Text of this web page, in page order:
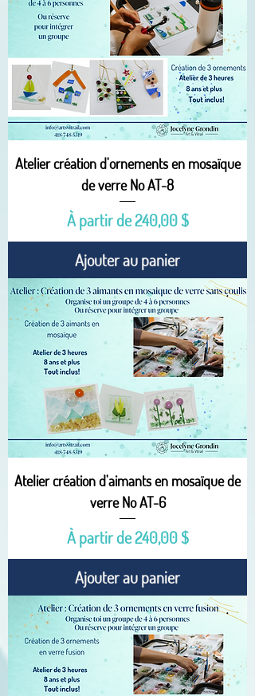
Atelier création d'ornements en mosaïque
de verre No AT-8
À partir de240,00 $
Prix promotionnel
Ajouter au panier
Atelier création d'aimants en mosaïque de
verre No AT-6
À partir de240,00 $
Prix promotionnel
Ajouter au panier